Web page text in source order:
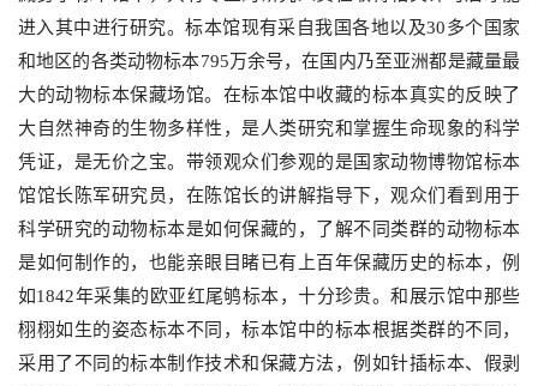
进入其中进行研究。标本馆现有采自我国各地以及30多个国家
和地区的各类动物标本795万余号，在国内乃至亚洲都是藏量最
大的动物标本保藏场馆。在标本馆中收藏的标本真实的反映了
大自然神奇的生物多样性，是人类研究和掌握生命现象的科学
凭证，是无价之宝。带领观众们参观的是国家动物博物馆标本
馆馆长陈军研究员，在陈馆长的讲解指导下，观众们看到用于
科学研究的动物标本是如何保藏的，了解不同类群的动物标本
是如何制作的，也能亲眼目睹已有上百年保藏历史的标本，例
如1842年采集的欧亚红尾鸲标本，十分珍贵。和展示馆中那些
栩栩如生的姿态标本不同，标本馆中的标本根据类群的不同，
采用了不同的标本制作技术和保藏方法，例如针插标本、假剥